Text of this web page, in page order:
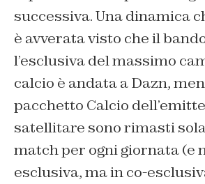
successiva. Una dinamica
è avverata visto che il
l’esclusiva del massimo
calcio è andata a Dazn,
pacchetto Calcio
satellitare sono rimasti
match per ogni giornata (e
esclusiva, ma in co-